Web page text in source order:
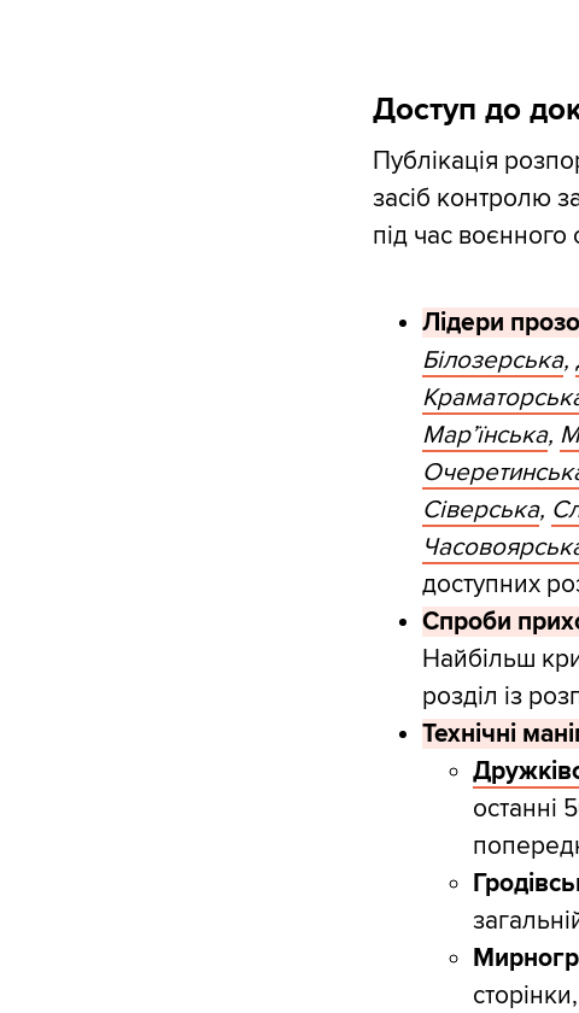
Доступ до
Публікація
засіб контролю
під час воєнного
Лідери
Білозерська,
Мар’їнська,
Сіверська,
доступних
Спроби
Найбільш
розділ із
Технічні
останні